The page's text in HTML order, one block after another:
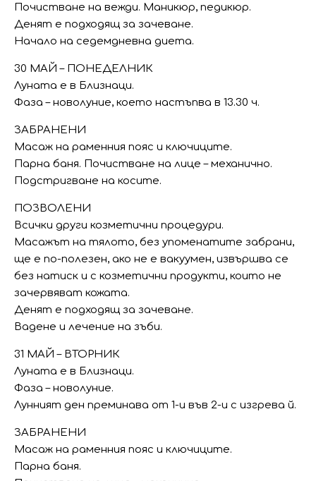
Почистване на вежди. Маникюр, педикюр.
Денят е подходящ за зачеване.
Начало на седемдневна диета.
30 МАЙ – ПОНЕДЕЛНИК
Луната е в Близнаци.
Фаза – новолуние, което настъпва в 13.30 ч.
ЗАБРАНЕНИ
Масаж на раменния пояс и ключиците.
Парна баня. Почистване на лице – механично.
Подстригване на косите.
ПОЗВОЛЕНИ
Всички други козметични процедури.
Масажът на тялото, без упоменатите забрани,
ще е по-полезен, ако не е вакуумен, извършва се
без натиск и с козметични продукти, които не
зачервяват кожата.
Денят е подходящ за зачеване.
Вадене и лечение на зъби.
31 МАЙ – ВТОРНИК
Луната e в Близнаци.
Фаза – новолуние.
Лунният ден преминава от 1-и във 2-и с изгрева й.
ЗАБРАНЕНИ
Масаж на раменния пояс и ключиците.
Парна баня.